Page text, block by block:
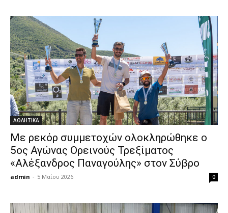
ΑΘΛΗΤΙΚΑ
Με ρεκόρ συμμετοχών ολοκληρώθηκε ο
5ος Αγώνας Ορεινούς Τρεξίματος
«Αλέξανδρος Παναγούλης» στον Σύβρο
admin - 5 Μαΐου 2026 0